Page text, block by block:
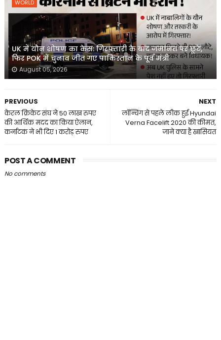
WORLD
UK में यौन शोषण का केस: गिरफ्तारी के बाद जमानत पर छूटे,
फिर POK में चुनाव जीत गए पाकिस्तान के पूर्व मंत्री
August 05, 2026
NEXT
लॉन्चिंग से पहले लीक हुई Hyundai
Verna Facelift 2020 की कीमत,
जाने क्या है खासियत
PREVIOUS
केरल क्रिकेट संघ ने 50 लाख रुपए
की आर्थिक मदद का किया ऐलान,
कर्नाटक ने भी दिए 1 करोड़ रुपए
POST A COMMENT
No comments